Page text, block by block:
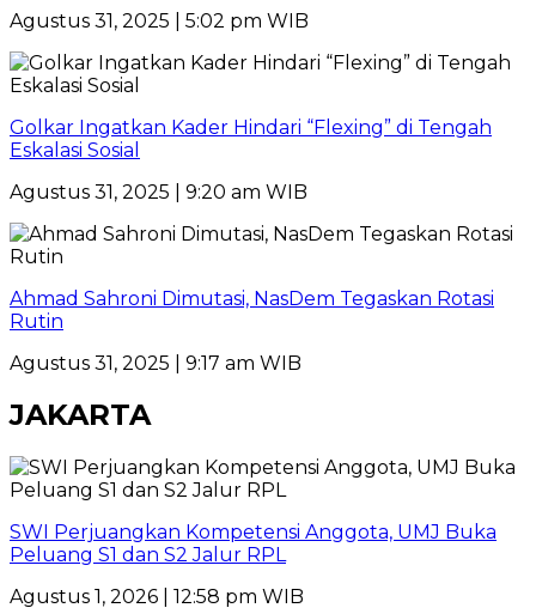
Agustus 31, 2025 | 5:02 pm WIB
Golkar Ingatkan Kader Hindari “Flexing” di Tengah
Eskalasi Sosial
Agustus 31, 2025 | 9:20 am WIB
Ahmad Sahroni Dimutasi, NasDem Tegaskan Rotasi
Rutin
Agustus 31, 2025 | 9:17 am WIB
JAKARTA
SWI Perjuangkan Kompetensi Anggota, UMJ Buka
Peluang S1 dan S2 Jalur RPL
Agustus 1, 2026 | 12:58 pm WIB